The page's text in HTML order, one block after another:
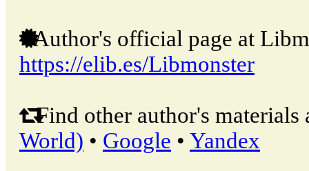
Author's official page at
https://elib.es/Libmonster
Find other author's materials
World) • Google • Yandex